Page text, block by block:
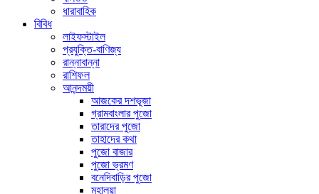
ধারাবাহিক
বিবিধ
লাইফস্টাইল
প্রযুক্তি-বাণিজ্য
রান্নাবান্না
রাশিফল
আনন্দময়ী
আজকের দশভূজা
গ্রামবাংলার পুজো
তারাদের পুজো
তাহাদের কথা
পুজো বাজার
পুজো ভ্রমণ
বনেদিবাড়ির পুজো
মহালয়া